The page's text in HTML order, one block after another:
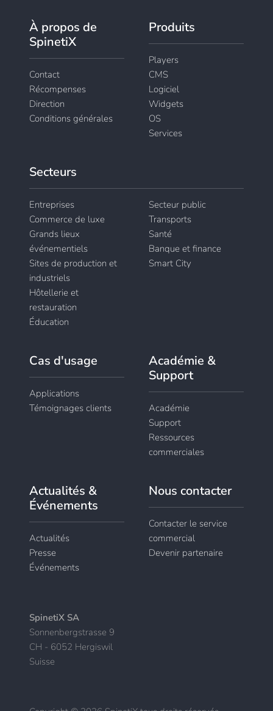
À propos de
SpinetiX
Contact
Récompenses
Direction
Conditions générales
Produits
Players
CMS
Logiciel
Widgets
OS
Services
Secteurs
Entreprises
Commerce de luxe
Grands lieux
événementiels
Sites de production et
industriels
Hôtellerie et
restauration
Éducation
Secteur public
Transports
Santé
Banque et finance
Smart City
Cas d'usage
Applications
Témoignages clients
Académie &
Support
Académie
Support
Ressources
commerciales
Actualités &
Événements
Actualités
Presse
Événements
Nous contacter
Contacter le service
commercial
Devenir partenaire
SpinetiX SA
Sonnenbergstrasse 9
CH - 6052 Hergiswil
Suisse